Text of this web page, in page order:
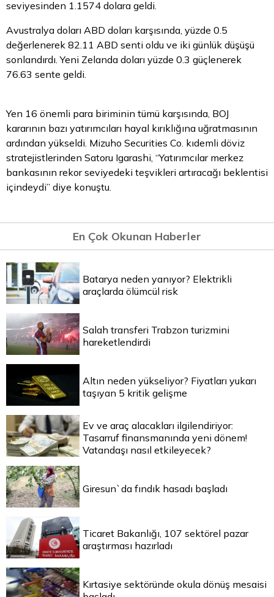
seviyesinden 1.1574 dolara geldi.
Avustralya doları ABD doları karşısında, yüzde 0.5
değerlenerek 82.11 ABD senti oldu ve iki günlük düşüşü
sonlandırdı. Yeni Zelanda doları yüzde 0.3 güçlenerek
76.63 sente geldi.
Yen 16 önemli para biriminin tümü karşısında, BOJ
kararının bazı yatırımcıları hayal kırıklığına uğratmasının
ardından yükseldi. Mizuho Securities Co. kıdemli döviz
stratejistlerinden Satoru Igarashi, “Yatırımcılar merkez
bankasının rekor seviyedeki teşvikleri artıracağı beklentisi
içindeydi” diye konuştu.
En Çok Okunan Haberler
Batarya neden yanıyor? Elektrikli
araçlarda ölümcül risk
Salah transferi Trabzon turizmini
hareketlendirdi
Altın neden yükseliyor? Fiyatları yukarı
taşıyan 5 kritik gelişme
Ev ve araç alacakları ilgilendiriyor:
Tasarruf finansmanında yeni dönem!
Vatandaşı nasıl etkileyecek?
Giresun`da fındık hasadı başladı
Ticaret Bakanlığı, 107 sektörel pazar
araştırması hazırladı
Kırtasiye sektöründe okula dönüş mesaisi